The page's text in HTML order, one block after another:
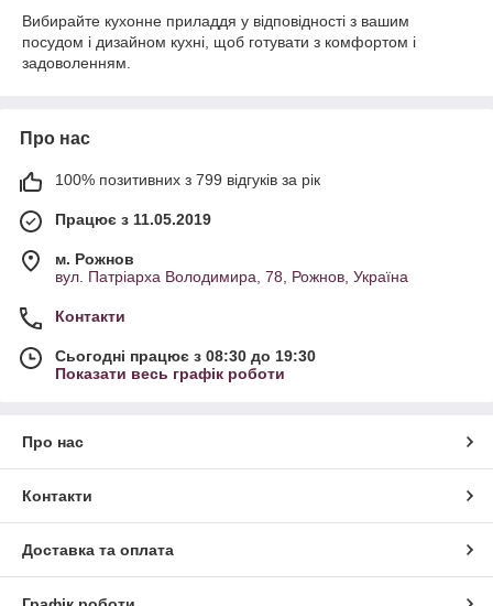
Вибирайте кухонне приладдя у відповідності з вашим
посудом і дизайном кухні, щоб готувати з комфортом і
задоволенням.
Про нас
100% позитивних з 799 відгуків за рік
Працює з 11.05.2019
м. Рожнов
вул. Патріарха Володимира, 78, Рожнов, Україна
Контакти
Сьогодні працює з 08:30 до 19:30
Показати весь графік роботи
Про нас
Контакти
Доставка та оплата